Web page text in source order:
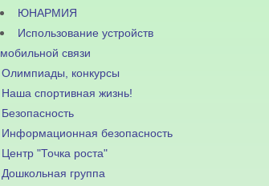
ЮНАРМИЯ
Использование устройств
мобильной связи
Олимпиады, конкурсы
Наша спортивная жизнь!
Безопасность
Информационная безопасность
Центр "Точка роста"
Дошкольная группа